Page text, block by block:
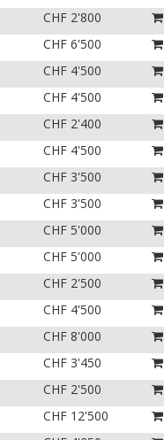
CHF 2'800
CHF 6'500
CHF 4'500
CHF 4'500
CHF 2'400
CHF 4'500
CHF 3'500
CHF 3'500
CHF 5'000
CHF 5'000
CHF 2'500
CHF 4'500
CHF 8'000
CHF 3'450
CHF 2'500
CHF 12'500